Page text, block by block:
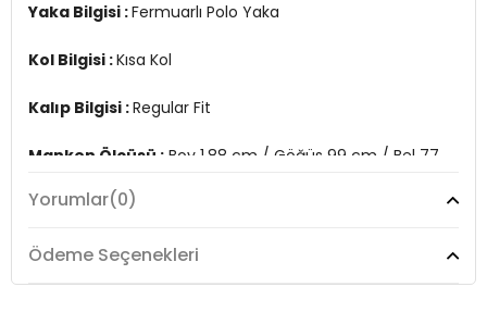
Yaka Bilgisi :Fermuarlı Polo Yaka
Kol Bilgisi :Kısa Kol
Kalıp Bilgisi :Regular Fit
Manken Ölçüsü : Boy 1.88 cm / Göğüs 99 cm / Bel 77
3DY15902434.69
Yorumlar(0)
Ödeme Seçenekleri